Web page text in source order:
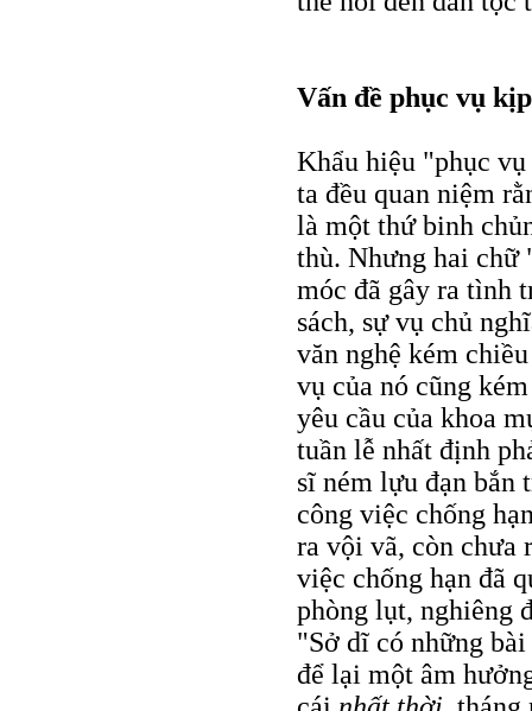
Vấn đề phục vụ
Khẩu hiệu "phục
ta đều quan niệm
là một thứ binh
thù. Nhưng hai chữ
móc đã gây ra tình
sách, sự vụ chủ
văn nghệ kém
vụ của nó cũng
yêu cầu của khoa
tuần lễ nhất định
sĩ ném lựu đạn
công việc chống
ra vội vã, còn chưa
việc chống hạn đã
phòng lụt, nghiêng
"Sở dĩ có những
để lại một âm